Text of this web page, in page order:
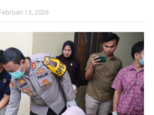
Februari 13, 2026